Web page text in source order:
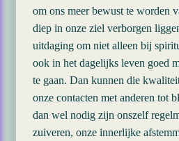
om ons meer bewust te worden
diep in onze ziel verborgen
uitdaging om niet alleen bij
ook in het dagelijks leven goed
te gaan. Dan kunnen die
onze contacten met anderen tot
dan wel nodig zijn onszelf
zuiveren, onze innerlijke